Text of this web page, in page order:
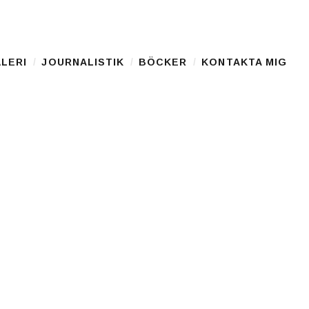
JOURNALISTIK BÖCKER KONTAKTA MIG